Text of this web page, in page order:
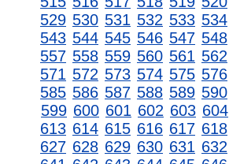
529 530 531 532 533 534
543 544 545 546 547 548
557 558 559 560 561 562
571 572 573 574 575 576
585 586 587 588 589 590
599 600 601 602 603 604
613 614 615 616 617 618
627 628 629 630 631 632